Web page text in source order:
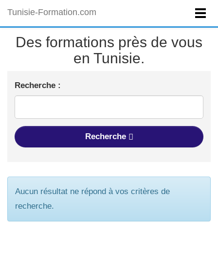
Tunisie-Formation.com
Des formations près de vous
en Tunisie.
Recherche :
Recherche
Aucun résultat ne répond à vos critères de
recherche.